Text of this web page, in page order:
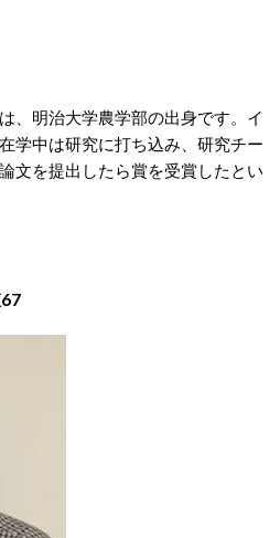
、明治大学農学部の出身です。イ
学中は研究に打ち込み、研究チー
文を提出したら賞を受賞したとい